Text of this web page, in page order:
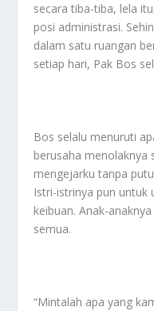
secara tiba-tiba, lela
posi administrasi.
dalam satu ruangan
setiap hari, Pak Bos
Bos selalu menuruti
berusaha menolaknya
mengejarku tanpa
Istri-istrinya pun untuk
keibuan. Anak-
semua.
“Mintalah apa yang